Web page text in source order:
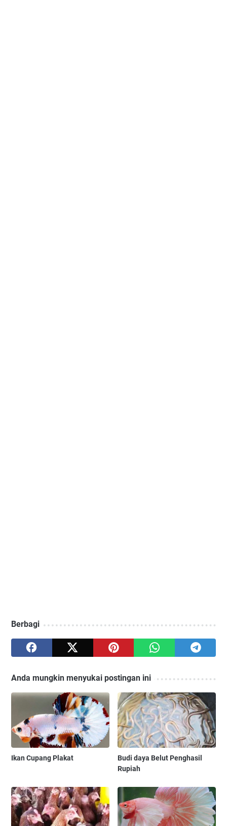
Berbagi
Anda mungkin menyukai postingan ini
Ikan Cupang Plakat
Budi daya Belut Penghasil
Rupiah